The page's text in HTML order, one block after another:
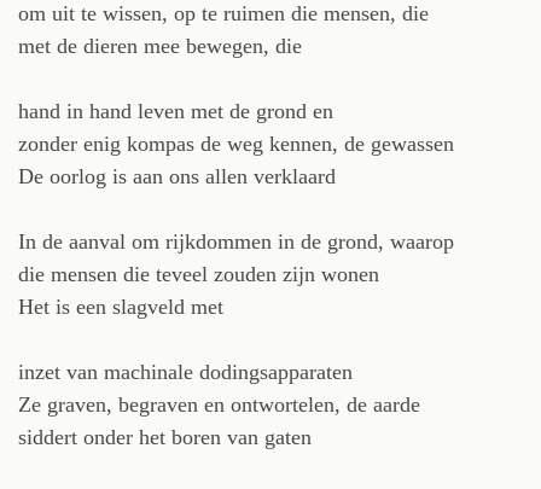
om uit te wissen, op te ruimen die mensen, die
met de dieren mee bewegen, die
hand in hand leven met de grond en
zonder enig kompas de weg kennen, de gewassen
De oorlog is aan ons allen verklaard
In de aanval om rijkdommen in de grond, waarop
die mensen die teveel zouden zijn wonen
Het is een slagveld met
inzet van machinale dodingsapparaten
Ze graven, begraven en ontwortelen, de aarde
siddert onder het boren van gaten